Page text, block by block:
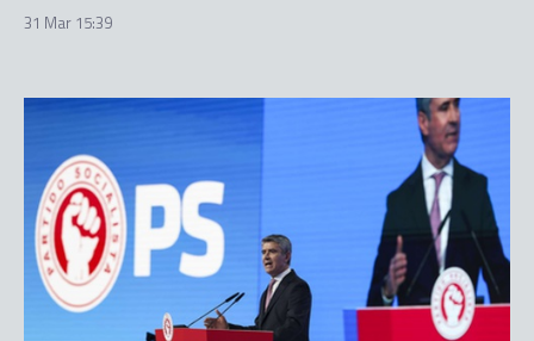
31 Mar 15:39